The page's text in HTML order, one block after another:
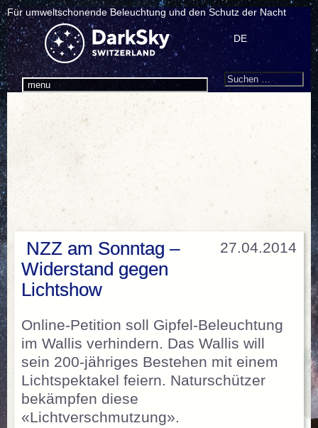
Für umweltschonende Beleuchtung und den Schutz der Nacht
menu
DE
Search
Suchen
27.04.2014
NZZ am Sonntag –
Widerstand gegen
Lichtshow
Online-Petition soll Gipfel-Beleuchtung
im Wallis verhindern. Das Wallis will
sein 200-jähriges Bestehen mit einem
Lichtspektakel feiern. Naturschützer
bekämpfen diese
«Lichtverschmutzung».